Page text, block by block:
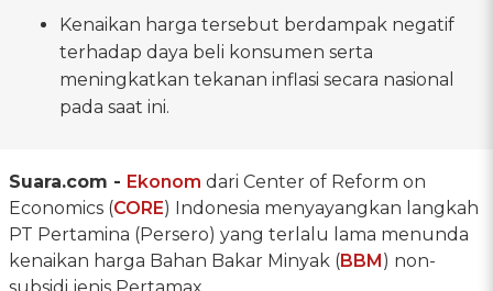
Kenaikan harga tersebut berdampak negatif
terhadap daya beli konsumen serta
meningkatkan tekanan inflasi secara nasional
pada saat ini.
Suara.com - Ekonom dari Center of Reform on
Economics (CORE) Indonesia menyayangkan langkah
PT Pertamina (Persero) yang terlalu lama menunda
kenaikan harga Bahan Bakar Minyak (BBM) non-